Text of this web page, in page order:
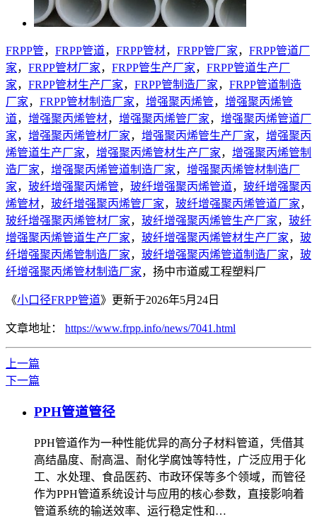
FRPP管， FRPP管道， FRPP管材， FRPP管厂家， FRPP管道厂
家， FRPP管材厂家， FRPP管生产厂家， FRPP管道生产厂
家， FRPP管材生产厂家， FRPP管制造厂家， FRPP管道制造
厂家， FRPP管材制造厂家， 增强聚丙烯管， 增强聚丙烯管
道， 增强聚丙烯管材， 增强聚丙烯管厂家， 增强聚丙烯管道厂
家， 增强聚丙烯管材厂家， 增强聚丙烯管生产厂家， 增强聚丙
烯管道生产厂家， 增强聚丙烯管材生产厂家， 增强聚丙烯管制
造厂家， 增强聚丙烯管道制造厂家， 增强聚丙烯管材制造厂
家， 玻纤增强聚丙烯管， 玻纤增强聚丙烯管道， 玻纤增强聚丙
烯管材， 玻纤增强聚丙烯管厂家， 玻纤增强聚丙烯管道厂家，
玻纤增强聚丙烯管材厂家， 玻纤增强聚丙烯管生产厂家， 玻纤
增强聚丙烯管道生产厂家， 玻纤增强聚丙烯管材生产厂家， 玻
纤增强聚丙烯管制造厂家， 玻纤增强聚丙烯管道制造厂家， 玻
纤增强聚丙烯管材制造厂家，扬中市道威工程塑料厂
《小口径FRPP管道》更新于2026年5月24日
文章地址： https://www.frpp.info/news/7041.html
上一篇
下一篇
PPH管道管径
PPH管道作为一种性能优异的高分子材料管道，凭借其
高结晶度、耐高温、耐化学腐蚀等特性，广泛应用于化
工、水处理、食品医药、市政环保等多个领域，而管径
作为PPH管道系统设计与应用的核心参数，直接影响着
管道系统的输送效率、运行稳定性和…